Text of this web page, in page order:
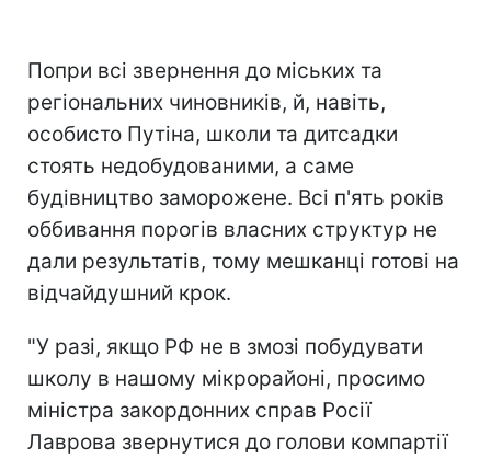
Попри всі звернення до міських та
регіональних чиновників, й, навіть,
особисто Путіна, школи та дитсадки
стоять недобудованими, а саме
будівництво заморожене. Всі п'ять років
оббивання порогів власних структур не
дали результатів, тому мешканці готові на
відчайдушний крок.
"У разі, якщо РФ не в змозі побудувати
школу в нашому мікрорайоні, просимо
міністра закордонних справ Росії
Лаврова звернутися до голови компартії